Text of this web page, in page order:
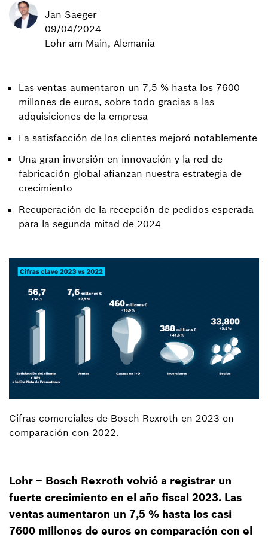
Jan Saeger
09/04/2024
Lohr am Main, Alemania
Las ventas aumentaron un 7,5 % hasta los 7600
millones de euros, sobre todo gracias a las
adquisiciones de la empresa
La satisfacción de los clientes mejoró notablemente
Una gran inversión en innovación y la red de
fabricación global afianzan nuestra estrategia de
crecimiento
Recuperación de la recepción de pedidos esperada
para la segunda mitad de 2024
Cifras comerciales de Bosch Rexroth en 2023 en
comparación con 2022.
Lohr – Bosch Rexroth volvió a registrar un
fuerte crecimiento en el año fiscal 2023. Las
ventas aumentaron un 7,5 % hasta los casi
7600 millones de euros en comparación con el